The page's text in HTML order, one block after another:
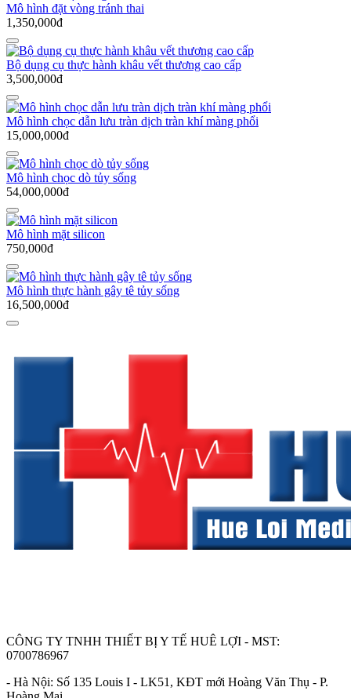
Mô hình đặt vòng tránh thai
1,350,000đ
Bộ dụng cụ thực hành khâu vết thương cao cấp
3,500,000đ
Mô hình chọc dẫn lưu tràn dịch tràn khí màng phổi
15,000,000đ
Mô hình chọc dò tủy sống
54,000,000đ
Mô hình mặt silicon
750,000đ
Mô hình thực hành gây tê tủy sống
16,500,000đ
CÔNG TY TNHH THIẾT BỊ Y TẾ HUÊ LỢI - MST:
0700786967
- Hà Nội: Số 135 Louis I - LK51, KĐT mới Hoàng Văn Thụ - P.